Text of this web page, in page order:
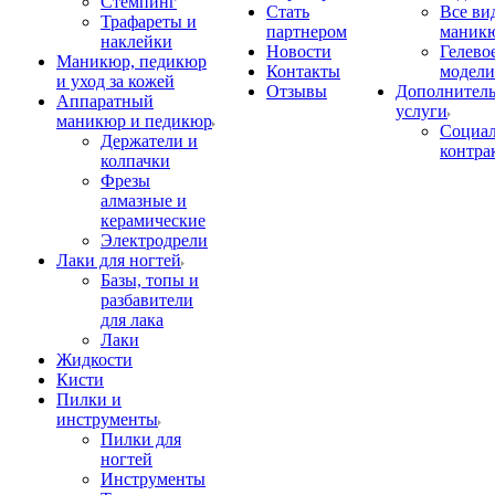
Трафареты и
наклейки
Маникюр, педикюр
и уход за кожей
Аппаратный
маникюр и педикюр
Держатели и
колпачки
Фрезы
алмазные и
керамические
Электродрели
Лаки для ногтей
Базы, топы и
разбавители
для лака
Лаки
Жидкости
Кисти
Пилки и
инструменты
Пилки для
ногтей
Инструменты
Стать
партнером
Новости
Контакты
Отзывы
Все
услуги